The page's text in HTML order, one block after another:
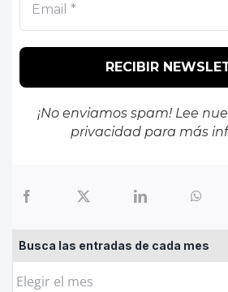
¡No enviamos spam! Lee
privacidadpara más
Busca las entradas de cada mes
Busca